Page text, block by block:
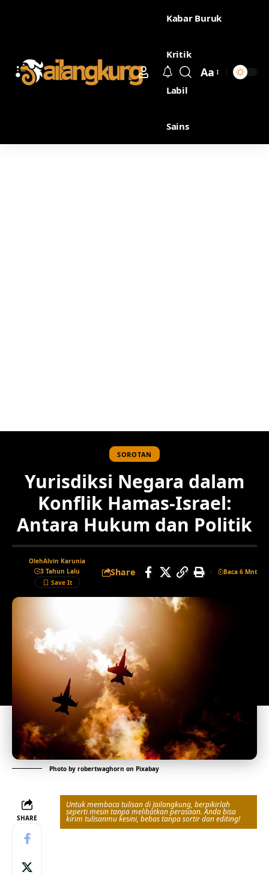
Kabar Buruk
Kritik
Labil
Sains
Aa
SOROTAN
Yurisdiksi Negara dalam
Konflik Hamas-Israel:
Antara Hukum dan Politik
OlehAlvin Karunia
3 Tahun Lalu
Share Baca 6 Mnt
Photo by robertwaghorn on Pixabay
SHARE
Untuk membaca tulisan di Jailangkung, berpikirlah
seperti mesin tanpa melibatkan perasaan. Anda bisa
kirim tulisanmu kesini, bebas tanpa sortir dan editing!